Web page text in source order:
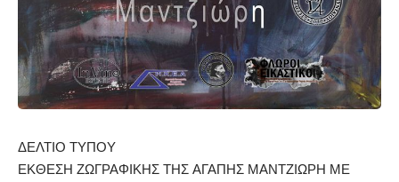
ΔΕΛΤΙΟ ΤΥΠΟΥ
ΕΚΘΕΣΗ ΖΩΓΡΑΦΙΚΗΣ ΤΗΣ ΑΓΑΠΗΣ ΜΑΝΤΖΙΩΡΗ ΜΕ